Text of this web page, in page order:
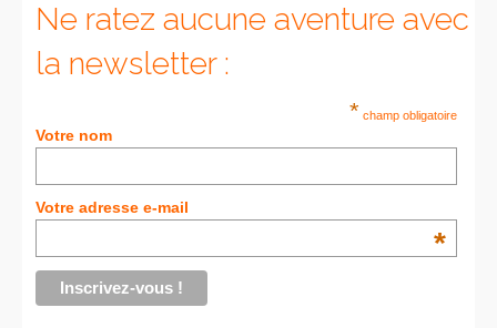
Portugal
Lisbonne
GUIDES FOOD
– Munich
Ne ratez aucune aventure avec
la newsletter :
* champ obligatoire
Votre nom
Votre adresse e-mail
*